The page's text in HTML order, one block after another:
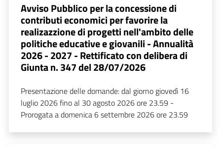
Avviso Pubblico per la concessione di
contributi economici per favorire la
realizazzione di progetti nell'ambito delle
politiche educative e giovanili - Annualità
2026 - 2027 - Rettificato con delibera di
Giunta n. 347 del 28/07/2026
Presentazione delle domande: dal giorno giovedì 16
luglio 2026 fino al 30 agosto 2026 ore 23.59 -
Prorogata a domenica 6 settembre 2026 ore 23.59